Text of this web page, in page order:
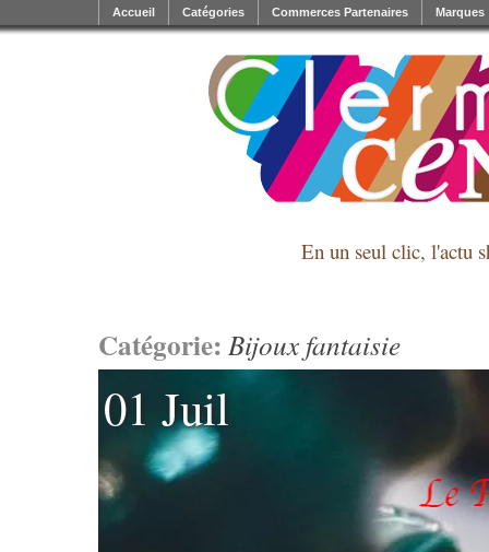
En un seul clic, l'actu
Accueil Catégories Commerces Partenaires Marques
Catégorie: Bijoux fantaisie
01 Juil